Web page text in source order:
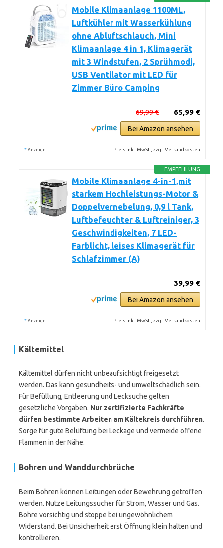
Mobile Klimaanlage 1100ML,
Luftkühler mit Wasserkühlung
ohne Abluftschlauch, Mini
Klimaanlage 4 in 1, Klimagerät
mit 3 Windstufen, 2 Sprühmodi,
USB Ventilator mit LED für
Zimmer Büro Camping
65,99 €
69,99 €
Bei Amazon ansehen
* Anzeige Preis inkl. MwSt., zzgl. Versandkosten
EMPFEHLUNG
Mobile Klimaanlage 4-in-1,mit
starkem Hochleistungs-Motor &
Doppelvernebelung, 0,9 l Tank,
Luftbefeuchter & Luftreiniger, 3
Geschwindigkeiten, 7 LED-
Farblicht, leises Klimagerät für
Schlafzimmer (A)
39,99 €
Bei Amazon ansehen
* Anzeige Preis inkl. MwSt., zzgl. Versandkosten
Kältemittel
Kältemittel dürfen nicht unbeaufsichtigt freigesetzt
werden. Das kann gesundheits- und umweltschädlich sein.
Für Befüllung, Entleerung und Lecksuche gelten
gesetzliche Vorgaben. Nur zertifizierte Fachkräfte
dürfen bestimmte Arbeiten am Kältekreis durchführen.
Sorge für gute Belüftung bei Leckage und vermeide offene
Flammen in der Nähe.
Bohren und Wanddurchbrüche
Beim Bohren können Leitungen oder Bewehrung getroffen
werden. Nutze Leitungssucher für Strom, Wasser und Gas.
Bohre vorsichtig und stoppe bei ungewöhnlichem
Widerstand. Bei Unsicherheit erst Öffnung klein halten und
kontrollieren.